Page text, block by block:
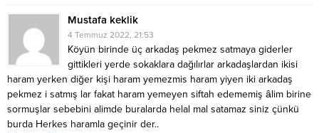
Mustafa keklik
4 Temmuz 2022, 21:53
Köyün birinde üç arkadaş pekmez satmaya giderler
gittikleri yerde sokaklara dağılırlar arkadaşlardan ikisi
haram yerken diğer kişi haram yemezmis haram yiyen iki arkadaş
pekmez i satmış lar fakat haram yemeyen siftah edememiş âlim birine
sormuşlar sebebini alimde buralarda helal mal satamaz siniz çünkü
burda Herkes haramla geçinir der..